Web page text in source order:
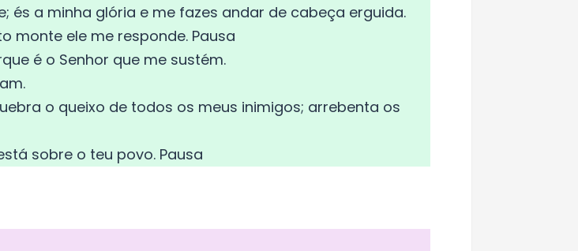
és a minha glória e me fazes andar de cabeça erguida.
monte ele me responde. Pausa
é o Senhor que me sustém.
o queixo de todos os meus inimigos; arrebenta os
sobre o teu povo. Pausa